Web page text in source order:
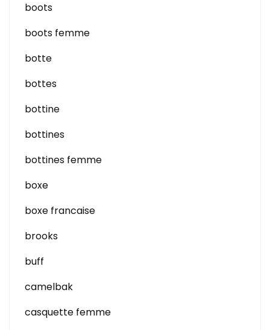
boots
boots femme
botte
bottes
bottine
bottines
bottines femme
boxe
boxe francaise
brooks
buff
camelbak
casquette femme